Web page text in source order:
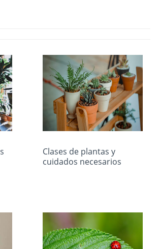
Clases de plantas y
cuidados necesarios